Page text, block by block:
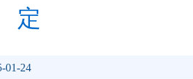
定
01-24